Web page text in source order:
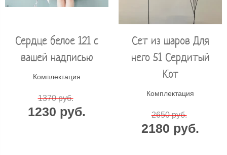
Сердце белое 121 с
вашей надписью
Комплектация
1370 руб.
1230 руб.
Сет из шаров Для
него 51 Сердитый
Кот
Комплектация
2650 руб.
2180 руб.